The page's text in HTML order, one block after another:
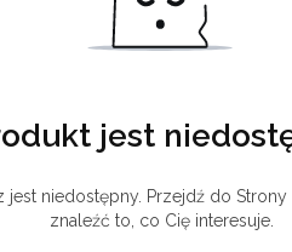
jest
jest niedostępny. Przejdź do
znaleźć to, co Cię interesuje.